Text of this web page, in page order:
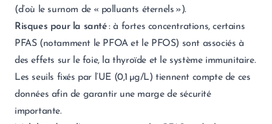
(d’où le surnom de « polluants éternels »).
Risques pour la santé: à fortes concentrations, certains
PFAS (notamment le PFOA et le PFOS) sont associés à
des effets sur le foie, la thyroïde et le système immunitaire.
Les seuils fixés par l’UE (0,1 µg/L) tiennent compte de ces
données afin de garantir une marge de sécurité
importante.